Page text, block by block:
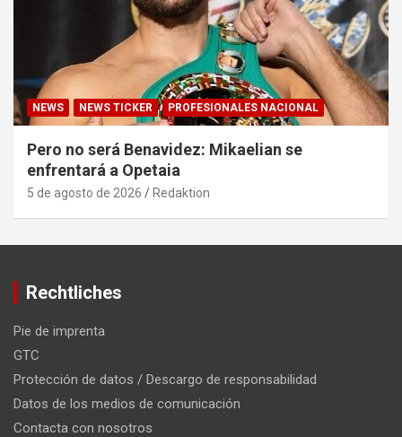
NEWS NEWS TICKER PROFESIONALES NACIONAL
Pero no será Benavidez: Mikaelian se
enfrentará a Opetaia
5 de agosto de 2026 Redaktion
Rechtliches
Pie de imprenta
GTC
Protección de datos / Descargo de responsabilidad
Datos de los medios de comunicación
Contacta con nosotros